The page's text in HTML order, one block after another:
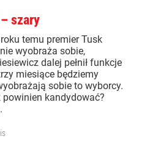
szary
temu premier Tusk
wyobraża sobie,
dalej pełnił funkcje
miesiące będziemy
sobie to wyborcy.
powinien kandydować?